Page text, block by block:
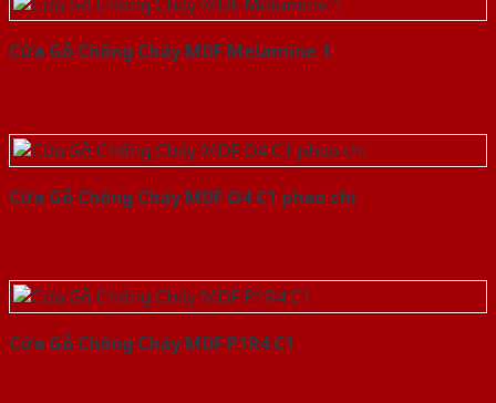
Cửa Gỗ Chống Cháy MDF Melamine 1
Cửa Gỗ Chống Cháy MDF O4 C1 phao chi
Cửa Gỗ Chống Cháy MDF P1R4 C1